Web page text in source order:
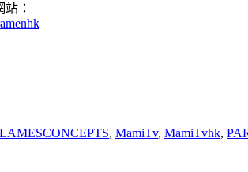
站：
, MamiTv, MamiTvhk,